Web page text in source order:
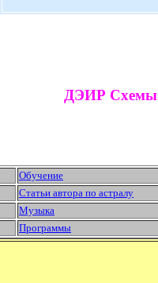
ДЭИР Схемы
Обучение
Статьи автора по астралу
Музыка
Программы